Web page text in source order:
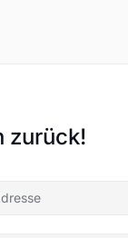
zurück!